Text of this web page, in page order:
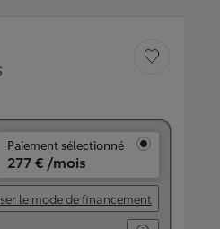
Sauvegarder le
Paiement sélectionné
277 € /mois
le mode de financement